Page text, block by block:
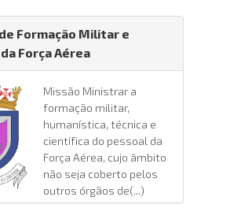
Formação Militar e
Força Aérea
Missão Ministrar a
formação militar,
humanística, técnica e
científica do pessoal da
Força Aérea, cujo âmbito
não seja coberto pelos
outros órgãos de(...)